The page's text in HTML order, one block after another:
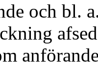
och bl.